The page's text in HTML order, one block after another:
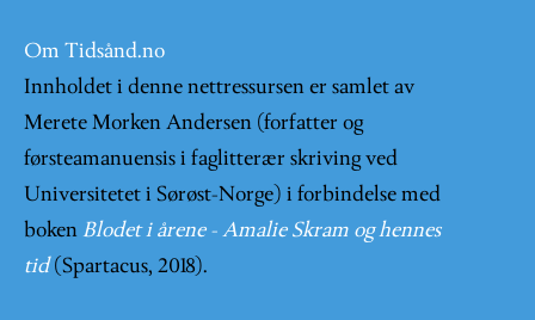
Om Tidsånd.no
Innholdet i denne nettressursen er samlet av
Merete Morken Andersen (forfatter og
førsteamanuensis i faglitterær skriving ved
Universitetet i Sørøst-Norge) i forbindelse med
boken Blodet i årene - Amalie Skram og hennes
tid (Spartacus, 2018).